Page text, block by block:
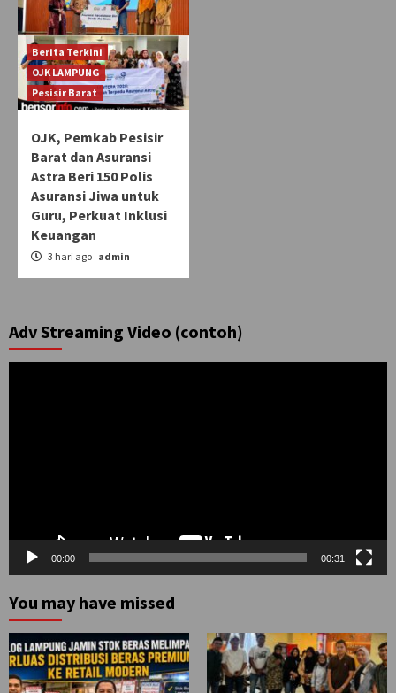
Berita Terkini
OJK LAMPUNG
Pesisir Barat
OJK, Pemkab Pesisir
Barat dan Asuransi
Astra Beri 150 Polis
Asuransi Jiwa untuk
Guru, Perkuat Inklusi
Keuangan
3 hari ago admin
Adv Streaming Video (contoh)
00:00 00:31
You may have missed